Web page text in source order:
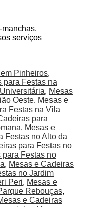
serviços
Pinheiros,
para Festas na
, Mesas
Oeste, Mesas e
Festas na Vila
para
, Mesas e
Festas no Alto da
para Festas no
para Festas no
, Mesas e Cadeiras
no Jardim
Peri, Mesas e
Rebouças,
e Cadeiras